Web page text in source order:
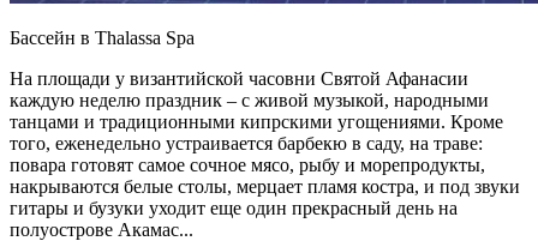
Бассейн в Thalassa Spa
На площади у византийской часовни Святой Афанасии
каждую неделю праздник – с живой музыкой, народными
танцами и традиционными кипрскими угощениями. Кроме
того, еженедельно устраивается барбекю в саду, на траве:
повара готовят самое сочное мясо, рыбу и морепродукты,
накрываются белые столы, мерцает пламя костра, и под звуки
гитары и бузуки уходит еще один прекрасный день на
полуострове Акамас...